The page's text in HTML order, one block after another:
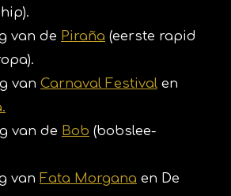
van de Piraña (eerste rapid
van Carnaval Festival en
van de Bob (bobslee-
van Fata Morgana en De